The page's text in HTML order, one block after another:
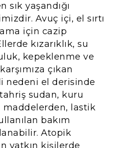
yaşandığı
Avuç içi, el sırtı
için cazip
kızarıklık, su
kepeklenme ve
çıkan
nedeni el derisinde
sudan, kuru
maddelerden, lastik
bakım
Atopik
yatkın kişilerde